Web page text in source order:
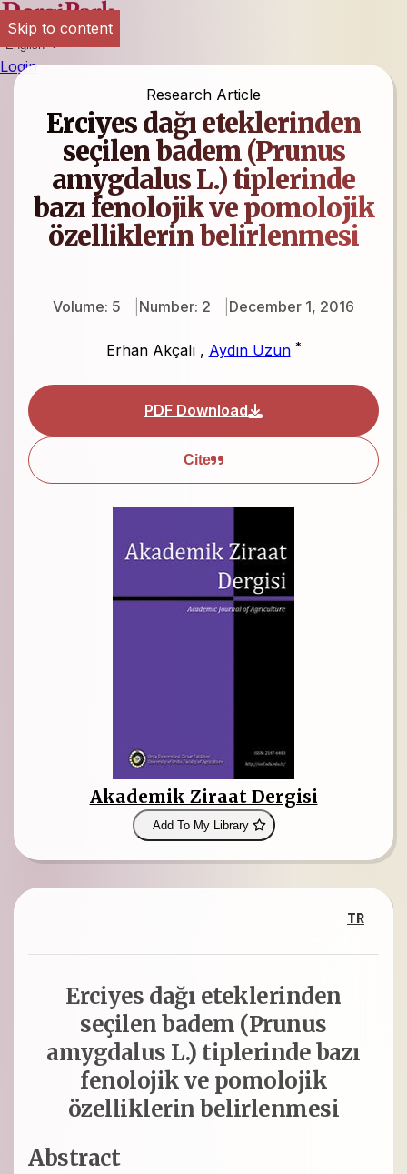
English
Login
Research Article
Erciyes dağı eteklerinden
seçilen badem (Prunus
amygdalus L.) tiplerinde
bazı fenolojik ve pomolojik
özelliklerin belirlenmesi
Volume: 5 Number: 2 December 1, 2016
Erhan Akçalı, Aydın Uzun *
PDF Download
Cite
Akademik Ziraat Dergisi
Add To My Library
Skip to content
TR
Erciyes dağı eteklerinden
seçilen badem (Prunus
amygdalus L.) tiplerinde bazı
fenolojik ve pomolojik
özelliklerin belirlenmesi
Abstract